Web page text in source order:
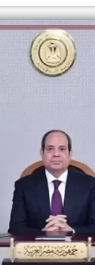
الكاتبة إلهام شرشر تهنئ الرئيس
السيسي بعيد ميلاده وتُشيد بجهوده
في بناء الدولة